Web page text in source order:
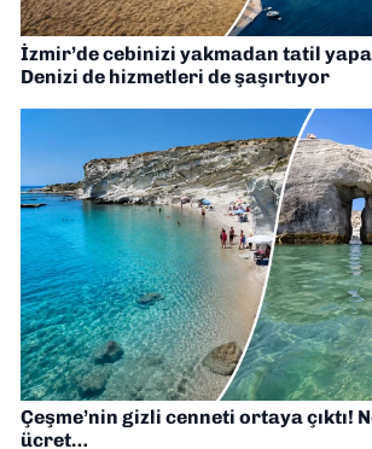
İzmir’de cebinizi yakmadan tatil
Denizi de hizmetleri de şaşırtıyor
Çeşme’nin gizli cenneti ortaya çıktı!
ücret…